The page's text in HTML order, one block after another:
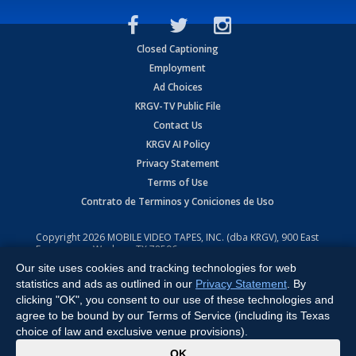
Closed Captioning
Employment
Ad Choices
KRGV-TV Public File
Contact Us
KRGV AI Policy
Privacy Statement
Terms of Use
Contrato de Terminos y Coniciones de Uso
Copyright2026 MOBILE VIDEO TAPES, INC. (dba KRGV), 900 East
Expressway, Weslaco, TX 78596.
All Rights Reserved. Powered by:Ruby Shore Software
Our site uses cookies and tracking technologies for web
statistics and ads as outlined in our Privacy Statement . By
clicking "OK", you consent to our use of these technologies and
agree to be bound by our Terms of Service (including its Texas
choice of law and exclusive venue provisions).